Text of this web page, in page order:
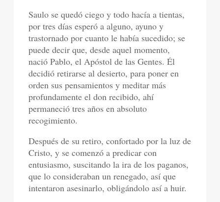
Saulo se quedó ciego y todo hacía a tientas,
por tres días esperó a alguno, ayuno y
trastornado por cuanto le había sucedido; se
puede decir que, desde aquel momento,
nació Pablo, el Apóstol de las Gentes. Él
decidió retirarse al desierto, para poner en
orden sus pensamientos y meditar más
profundamente el don recibido, ahí
permaneció tres años en absoluto
recogimiento.
Después de su retiro, confortado por la luz de
Cristo, y se comenzó a predicar con
entusiasmo, suscitando la ira de los paganos,
que lo consideraban un renegado, así que
intentaron asesinarlo, obligándolo así a huir.